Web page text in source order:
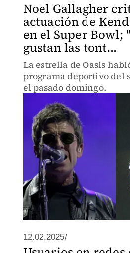
Noel Gallagher
actuación de
en el Super Bowl;
gustan las tont...
La estrella de Oasis
programa deportivo del
el pasado domingo.
12.02.2025/